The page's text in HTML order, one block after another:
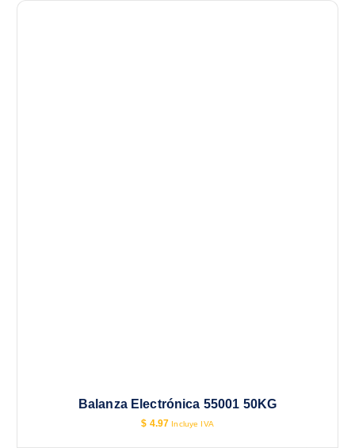
Balanza Electrónica 55001 50KG
$ 4.97 Incluye IVA